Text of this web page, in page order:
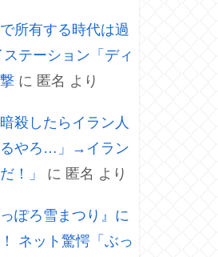
所有する時代は過
テーション「ディ
に 匿名 より
殺したらイラン人
るやろ…」→イラン
！」
に 匿名 より
ぽろ雪まつり』に
ネット驚愕「ぶっ